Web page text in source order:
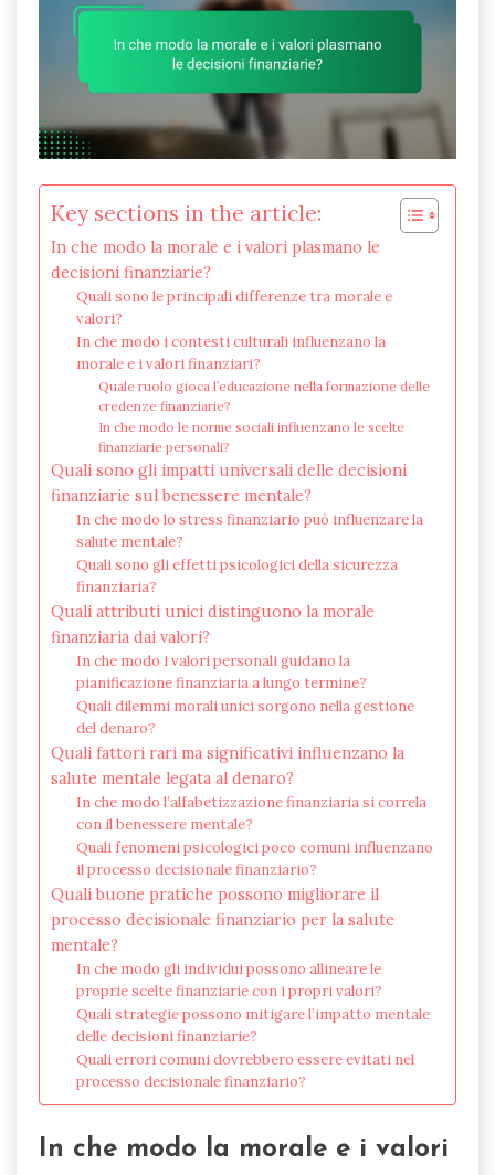
Key sections in the article:
In che modo la morale e i valori plasmano le
decisioni finanziarie?
Quali sono le principali differenze tra morale e
valori?
In che modo i contesti culturali influenzano la
morale e i valori finanziari?
Quale ruolo gioca l’educazione nella formazione delle
credenze finanziarie?
In che modo le norme sociali influenzano le scelte
finanziarie personali?
Quali sono gli impatti universali delle decisioni
finanziarie sul benessere mentale?
In che modo lo stress finanziario può influenzare la
salute mentale?
Quali sono gli effetti psicologici della sicurezza
finanziaria?
Quali attributi unici distinguono la morale
finanziaria dai valori?
In che modo i valori personali guidano la
pianificazione finanziaria a lungo termine?
Quali dilemmi morali unici sorgono nella gestione
del denaro?
Quali fattori rari ma significativi influenzano la
salute mentale legata al denaro?
In che modo l’alfabetizzazione finanziaria si correla
con il benessere mentale?
Quali fenomeni psicologici poco comuni influenzano
il processo decisionale finanziario?
Quali buone pratiche possono migliorare il
processo decisionale finanziario per la salute
mentale?
In che modo gli individui possono allineare le
proprie scelte finanziarie con i propri valori?
Quali strategie possono mitigare l’impatto mentale
delle decisioni finanziarie?
Quali errori comuni dovrebbero essere evitati nel
processo decisionale finanziario?
In che modo la morale e i valori